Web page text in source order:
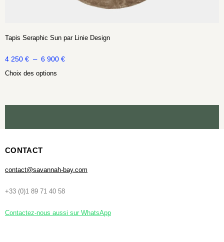
Tapis Seraphic Sun par Linie Design
4 250 € – 6 900 €
Choix des options
CONTACT
contact@savannah-bay.com
+33 (0)1 89 71 40 58
Contactez-nous aussi sur WhatsApp